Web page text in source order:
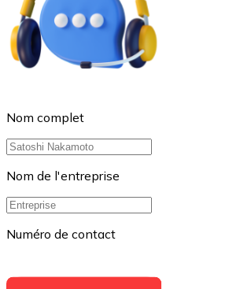
Nom complet
Nom de l'entreprise
Numéro de contact